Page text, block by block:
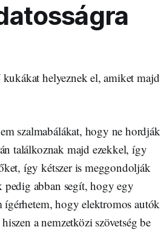
helyeznek el, amiket majd
szalmabálákat, hogy ne hordják
találkoznak majd ezekkel, így
így kétszer is meggondolják
abban segít, hogy egy
ígérhetem, hogy elektromos autók
a nemzetközi szövetség be